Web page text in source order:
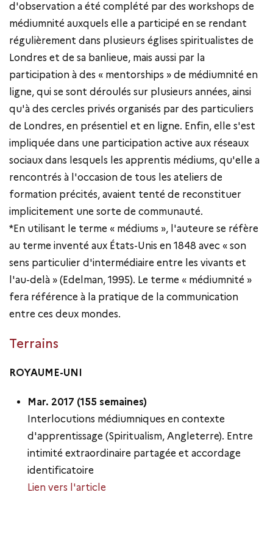
d'observation a été complété par des workshops de
médiumnité auxquels elle a participé en se rendant
régulièrement dans plusieurs églises spiritualistes de
Londres et de sa banlieue, mais aussi par la
participation à des « mentorships » de médiumnité en
ligne, qui se sont déroulés sur plusieurs années, ainsi
qu'à des cercles privés organisés par des particuliers
de Londres, en présentiel et en ligne. Enfin, elle s'est
impliquée dans une participation active aux réseaux
sociaux dans lesquels les apprentis médiums, qu'elle a
rencontrés à l'occasion de tous les ateliers de
formation précités, avaient tenté de reconstituer
implicitement une sorte de communauté.
*En utilisant le terme « médiums », l'auteure se réfère
au terme inventé aux États-Unis en 1848 avec « son
sens particulier d'intermédiaire entre les vivants et
l'au-delà » (Edelman, 1995). Le terme « médiumnité »
fera référence à la pratique de la communication
entre ces deux mondes.
Terrains
ROYAUME-UNI
Mar. 2017 (155 semaines)
Interlocutions médiumniques en contexte
d'apprentissage (Spiritualism, Angleterre). Entre
intimité extraordinaire partagée et accordage
identificatoire
Lien vers l'article